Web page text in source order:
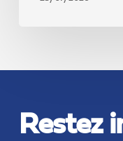
Restez